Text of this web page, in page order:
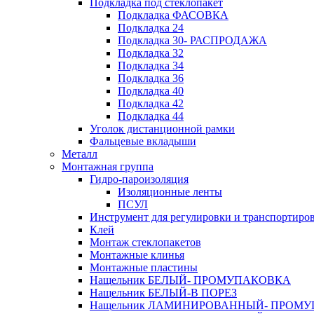
Подкладка ФАСОВКА
Подкладка 24
Подкладка 30- РАСПРОДАЖА
Подкладка 32
Подкладка 34
Подкладка 36
Подкладка 40
Подкладка 42
Подкладка 44
Уголок дистанционной рамки
Фальцевые вкладыши
Металл
Монтажная группа
Гидро-пароизоляция
Изоляционные ленты
ПСУЛ
Инструмент для регулировки и
Клей
Монтаж стеклопакетов
Монтажные клинья
Монтажные пластины
Нащельник БЕЛЫЙ- ПРОМУПАКОВКА
Нащельник БЕЛЫЙ-В ПОРЕЗ
Нащельник ЛАМИНИРОВАННЫЙ-